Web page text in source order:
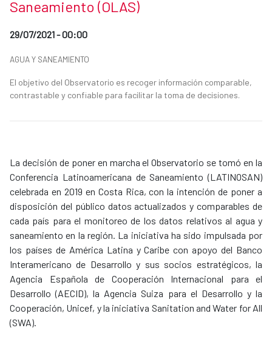
Saneamiento (OLAS)
Date of publication of the news item
29/07/2021 - 00:00
News categories
AGUA Y SANEAMIENTO
Summary of the news
El objetivo del Observatorio es recoger información comparable,
contrastable y confiable para facilitar la toma de decisiones.
La decisión de poner en marcha el Observatorio se tomó en la
Conferencia Latinoamericana de Saneamiento (LATINOSAN)
celebrada en 2019 en Costa Rica, con la intención de poner a
disposición del público datos actualizados y comparables de
cada país para el monitoreo de los datos relativos al agua y
saneamiento en la región. La iniciativa ha sido impulsada por
los países de América Latina y Caribe con apoyo del Banco
Interamericano de Desarrollo y sus socios estratégicos, la
Agencia Española de Cooperación Internacional para el
Desarrollo (AECID), la Agencia Suiza para el Desarrollo y la
Cooperación, Unicef, y la iniciativa Sanitation and Water for All
(SWA).